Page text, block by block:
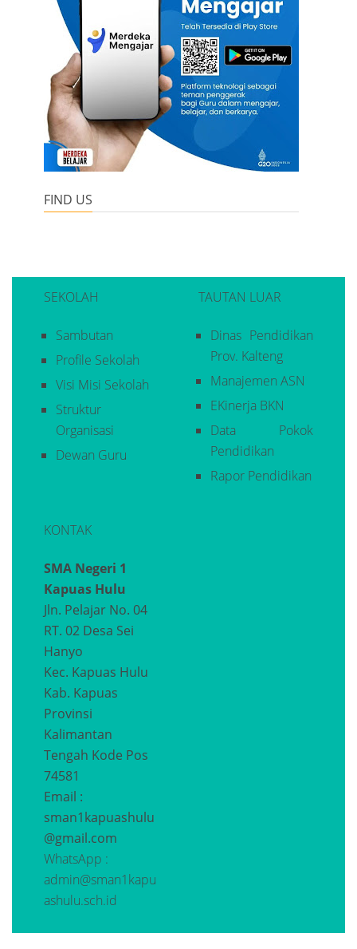
FIND US
SEKOLAH
Sambutan
Profile Sekolah
Visi Misi Sekolah
Struktur
Organisasi
Dewan Guru
TAUTAN LUAR
Dinas Pendidikan
Prov. Kalteng
Manajemen ASN
EKinerja BKN
Data Pokok
Pendidikan
Rapor Pendidikan
KONTAK
SMA Negeri 1
Kapuas Hulu
Jln. Pelajar No. 04
RT. 02 Desa Sei
Hanyo
Kec. Kapuas Hulu
Kab. Kapuas
Provinsi
Kalimantan
Tengah Kode Pos
74581
Email :
sman1kapuashulu
@gmail.com
WhatsApp :
admin@sman1kapu
ashulu.sch.id